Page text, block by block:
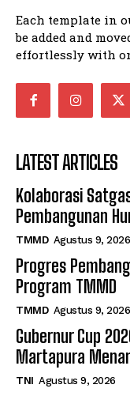
Each template in
be added and
effortlessly with
LATEST ARTICLES
Kolaborasi
Pembangunan
TMMD Agustus 9, 2026
Progres
Program TMMD
TMMD Agustus 9, 2026
Gubernur Cup
Martapura
TNI Agustus 9, 2026